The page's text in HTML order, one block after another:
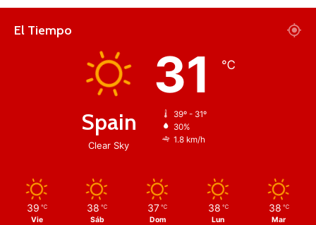
El Tiempo
Spain
Clear Sky
31 ℃
39º - 31º
30%
1.8 km/h
39 ℃
Vie
38 ℃
Sáb
37 ℃
Dom
38 ℃
Lun
38 ℃
Mar